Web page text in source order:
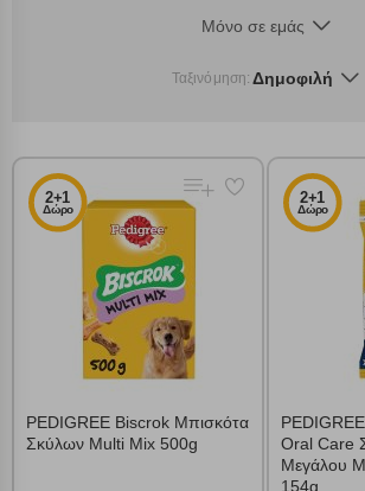
Μόνο σε εμάς
Ταξινόμηση: Δημοφιλή
2+1
Δώρο
PEDIGREE Biscrok Μπισκότα
Σκύλων Multi Mix 500g
2+1
Δώρο
Oral Care
Μεγάλου
154g